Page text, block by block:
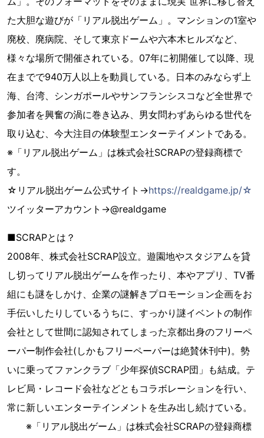
た大胆な遊びが「リアル脱出ゲーム」。マンションの1室や
廃校、廃病院、そして東京ドームや六本木ヒルズなど、
様々な場所で開催されている。07年に初開催して以降、現
在までで940万人以上を動員している。日本のみならず上
海、台湾、シンガポールやサンフランシスコなど全世界で
参加者を興奮の渦に巻き込み、男女問わずあらゆる世代を
取り込む、今大注目の体験型エンターテイメントである。
※「リアル脱出ゲーム」は株式会社SCRAPの登録商標で
す。
☆リアル脱出ゲーム公式サイト→https://realdgame.jp/☆
ツイッターアカウント→@realdgame
■SCRAPとは？
2008年、株式会社SCRAP設立。遊園地やスタジアムを貸
し切ってリアル脱出ゲームを作ったり、本やアプリ、TV番
組にも謎をしかけ、企業の謎解きプロモーション企画をお
手伝いしたりしているうちに、すっかり謎イベントの制作
会社として世間に認知されてしまった京都出身のフリーペ
ーパー制作会社(しかもフリーペーパーは絶賛休刊中)。勢
いに乗ってファンクラブ「少年探偵SCRAP団」も結成。テ
レビ局・レコード会社などともコラボレーションを行い、
常に新しいエンターテインメントを生み出し続けている。
※「リアル脱出ゲーム」は株式会社SCRAPの登録商標